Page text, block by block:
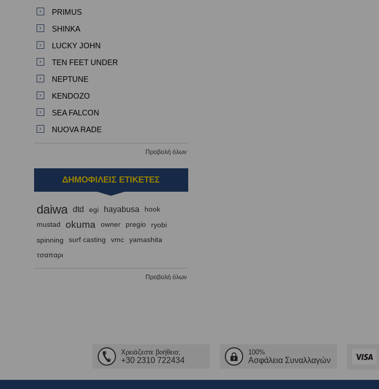
PRIMUS
SHINKA
LUCKY JOHN
TEN FEET UNDER
NEPTUNE
KENDOZO
SEA FALCON
NUOVA RADE
Προβολή όλων
ΔΗΜΟΦΙΛΕΙΣ ΕΤΙΚΕΤΕΣ
daiwa dtd egi hayabusa
hook
mustad
okuma owner pregio
ryobi
spinning
surf casting vmc
yamashita
τσαπαρι
Προβολή όλων
Χρειάζεστε βοήθεια;
+30 2310 722434
100%
Ασφάλεια Συναλλαγών